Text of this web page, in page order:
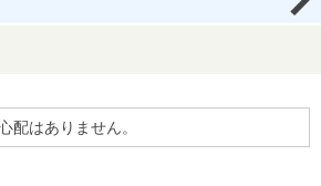
配はありません。